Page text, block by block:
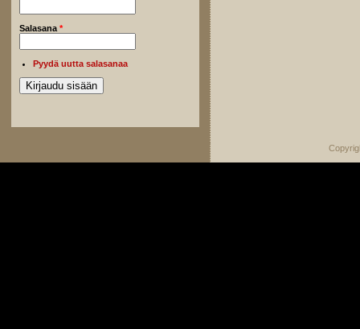
Salasana *
Pyydä uutta salasanaa